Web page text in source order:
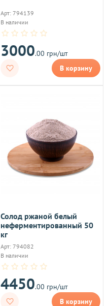
Арт: 794139
В наличии
3000.00 грн/шт
В корзину
Солод ржаной белый
неферментированный 50
кг
Арт: 794082
В наличии
4450.00 грн/шт
В корзину